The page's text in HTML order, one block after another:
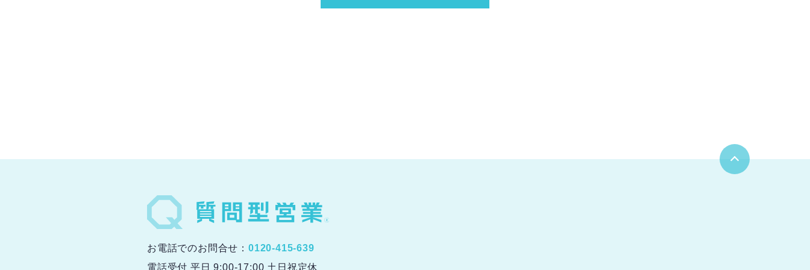
お電話でのお問合せ： 0120-415-639
電話受付 平日 9:00-17:00 土日祝定休